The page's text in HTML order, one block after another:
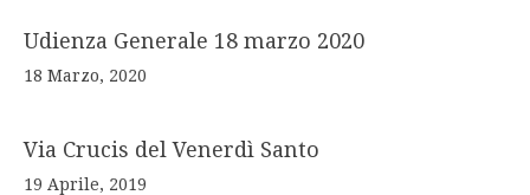
Udienza Generale 18 marzo 2020
18 Marzo, 2020
Via Crucis del Venerdì Santo
19 Aprile, 2019